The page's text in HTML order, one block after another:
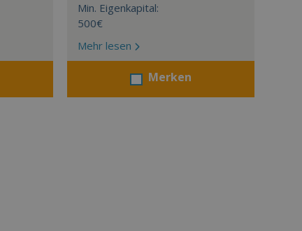
Min. Eigenkapital:
500€
Mehr lesen
Merken